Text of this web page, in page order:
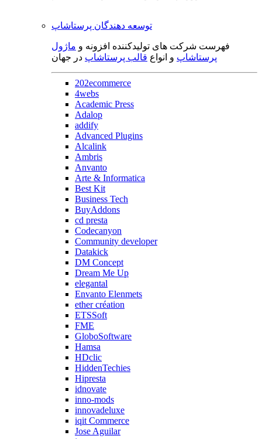
توسعه دهندگان پرستاشاپ
فهرست شرکت های تولیدکننده افزونه و ماژول
پرستاشاپ و انواع قالب پرستاشاپ در جهان
202ecommerce
4webs
Academic Press
Adalop
addify
Advanced Plugins
Alcalink
Ambris
Anvanto
Arte & Informatica
Best Kit
Business Tech
BuyAddons
cd presta
Codecanyon
Community developer
Datakick
DM Concept
Dream Me Up
elegantal
Envanto Elenmets
ether création
ETSSoft
FME
GloboSoftware
Hamsa
HDclic
HiddenTechies
Hipresta
idnovate
inno-mods
innovadeluxe
iqit Commerce
Jose Aguilar